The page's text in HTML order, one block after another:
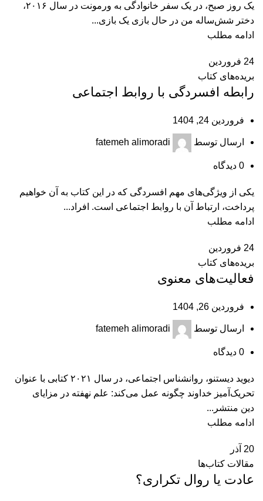
یک روز صبح، در یک سفر خانوادگی به ورمونت در سال ۲۰۱۶،
دختر شش‌ساله من در حال بازی یک بازی...
ادامه مطلب
24 فروردین
بریده‌های کتاب
رابطه افسردگی با روابط اجتماعی
فروردین 24, 1404
ارسال توسط fatemeh alimoradi
0 دیدگاه
یکی از ویژگی‌های مهم افسردگی که در این کتاب به آن خواهیم
پرداخت، ارتباط آن با روابط اجتماعی است. افراد...
ادامه مطلب
24 فروردین
بریده‌های کتاب
فعالیت‌های معنوی
فروردین 26, 1404
ارسال توسط fatemeh alimoradi
0 دیدگاه
دیوید دیستنو، روانشناس اجتماعی، در سال ۲۰۲۱ کتابی با عنوان
تحریک‌آمیز خداوند چگونه عمل می‌کند: علم نهفته در مزایای
دین منتشر...
ادامه مطلب
20 آذر
مقالات کتاب‌ها
عادت یا روال تکراری؟